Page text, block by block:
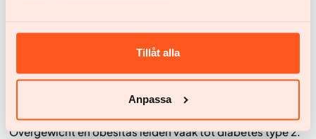
Tillåt alla
Anpassa
obesitas. Er isgeenBMI-limiet voor wanneer een persoon
met diabetes type 2 een medische behandeling met
Veel mensen met diabetes type 2 hebben ook morbide
overgewicht en worden daarom voor beide ziekten
Overgewicht en obesitas leiden vaak tot diabetes type 2.